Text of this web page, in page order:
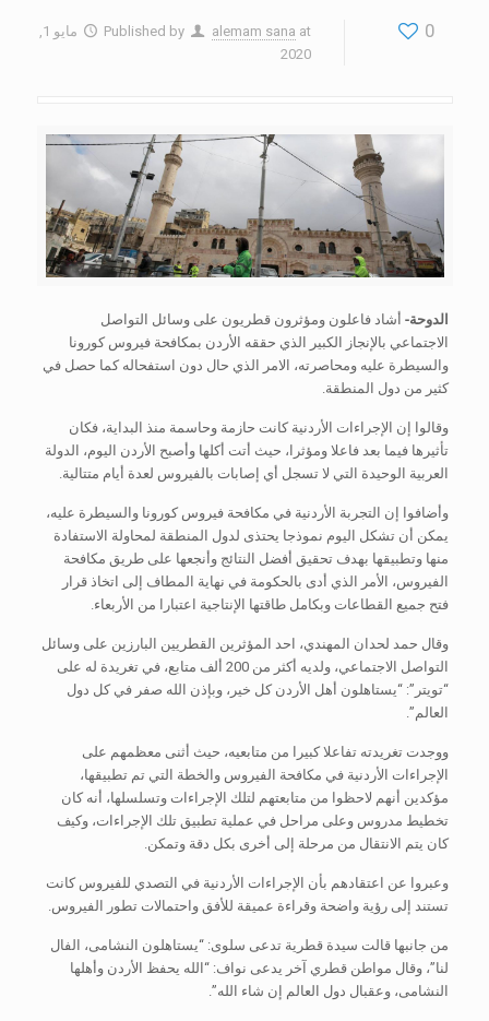
0
Published by alemam sana at
مايو 1,
2020
الدوحة- أشاد فاعلون ومؤثرون قطريون على وسائل التواصل
الاجتماعي بالإنجاز الكبير الذي حققه الأردن بمكافحة فيروس كورونا
والسيطرة عليه ومحاصرته، الامر الذي حال دون استفحاله كما حصل في
كثير من دول المنطقة.
وقالوا إن الإجراءات الأردنية كانت حازمة وحاسمة منذ البداية، فكان
تأثيرها فيما بعد فاعلا ومؤثرا، حيث أتت أكلها وأصبح الأردن اليوم، الدولة
العربية الوحيدة التي لا تسجل أي إصابات بالفيروس لعدة أيام متتالية.
وأضافوا إن التجربة الأردنية في مكافحة فيروس كورونا والسيطرة عليه،
يمكن أن تشكل اليوم نموذجا يحتذى لدول المنطقة لمحاولة الاستفادة
منها وتطبيقها بهدف تحقيق أفضل النتائج وأنجعها على طريق مكافحة
الفيروس، الأمر الذي أدى بالحكومة في نهاية المطاف إلى اتخاذ قرار
فتح جميع القطاعات وبكامل طاقتها الإنتاجية اعتبارا من الأربعاء.
وقال حمد لحدان المهندي، احد المؤثرين القطريين البارزين على وسائل
التواصل الاجتماعي، ولديه أكثر من 200 ألف متابع، في تغريدة له على
“تويتر”: “يستاهلون أهل الأردن كل خير، وبإذن الله صفر في كل دول
العالم”.
ووجدت تغريدته تفاعلا كبيرا من متابعيه، حيث أثنى معظمهم على
الإجراءات الأردنية في مكافحة الفيروس والخطة التي تم تطبيقها،
مؤكدين أنهم لاحظوا من متابعتهم لتلك الإجراءات وتسلسلها، أنه كان
تخطيط مدروس وعلى مراحل في عملية تطبيق تلك الإجراءات، وكيف
كان يتم الانتقال من مرحلة إلى أخرى بكل دقة وتمكن.
وعبروا عن اعتقادهم بأن الإجراءات الأردنية في التصدي للفيروس كانت
تستند إلى رؤية واضحة وقراءة عميقة للأفق واحتمالات تطور الفيروس.
من جانبها قالت سيدة قطرية تدعى سلوى: “يستاهلون النشامى، الفال
لنا”، وقال مواطن قطري آخر يدعى نواف: “الله يحفظ الأردن وأهلها
النشامى، وعقبال دول العالم إن شاء الله”.